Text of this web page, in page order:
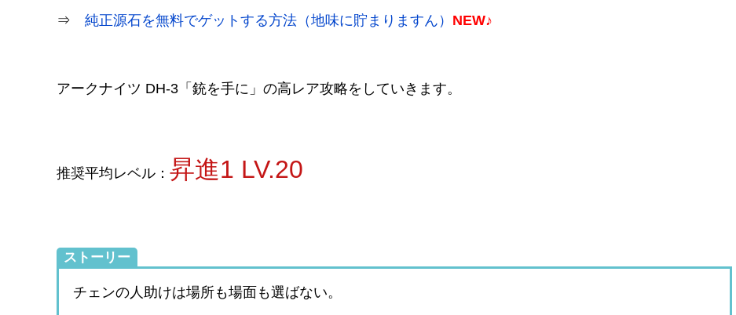
⇒ 純正源石を無料でゲットする方法（地味に貯まりますん） NEW♪
アークナイツ DH-3「銃を手に」の高レア攻略をしていきます。
推奨平均レベル： 昇進1 LV.20
ストーリー
チェンの人助けは場所も場面も選ばない。